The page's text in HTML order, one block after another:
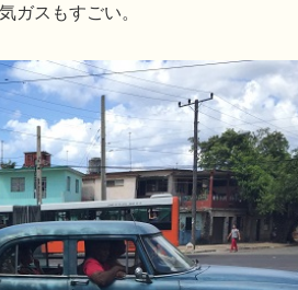
ガスもすごい。